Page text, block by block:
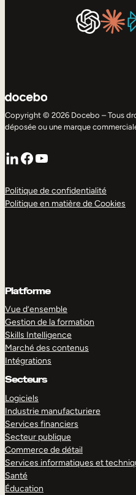
Copyright © 2026 Docebo – Tous
déposée ou une marque
LinkedIn
Facebook
YouTube
Politique de confidentialité
Politique en matière de Cookies
Platforme
Vue d’ensemble
Gestion de la formation
Skills Intelligence
Marché des contenus
Intégrations
Secteurs
Logiciels
Industrie manufacturiere
Services financiers
Secteur publique
Commerce de détail
Services informatiques et
Santé
Éducation